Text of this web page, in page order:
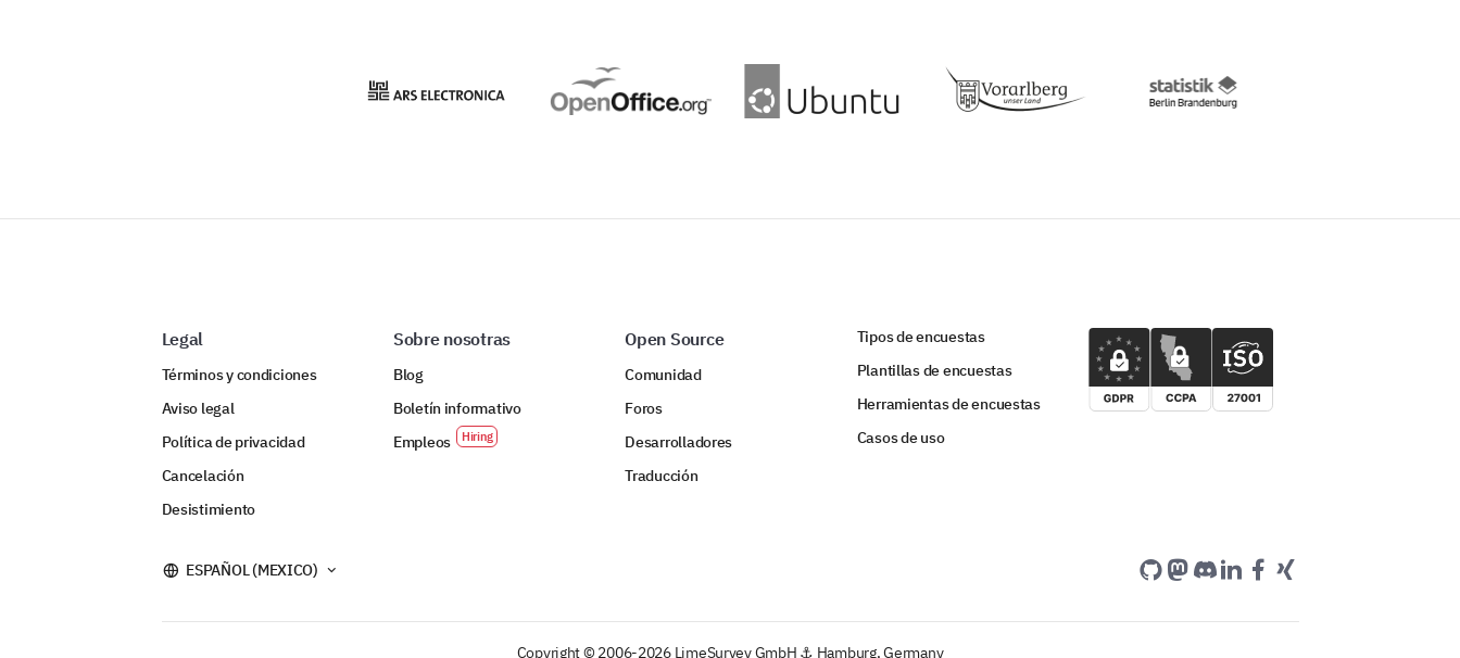
Legal
Términos y condiciones
Aviso legal
Política de privacidad
Cancelación
Desistimiento
Sobre nosotras
Blog
Boletín informativo
Empleos
Open Source
Comunidad
Foros
Desarrolladores
Traducción
Tipos de encuestas
Plantillas de encuestas
Herramientas de encuestas
Casos de uso
ESPAÑOL (MEXICO)
Copyright © 2006-2026 LimeSurvey GmbH ⚓ Hamburg, Germany